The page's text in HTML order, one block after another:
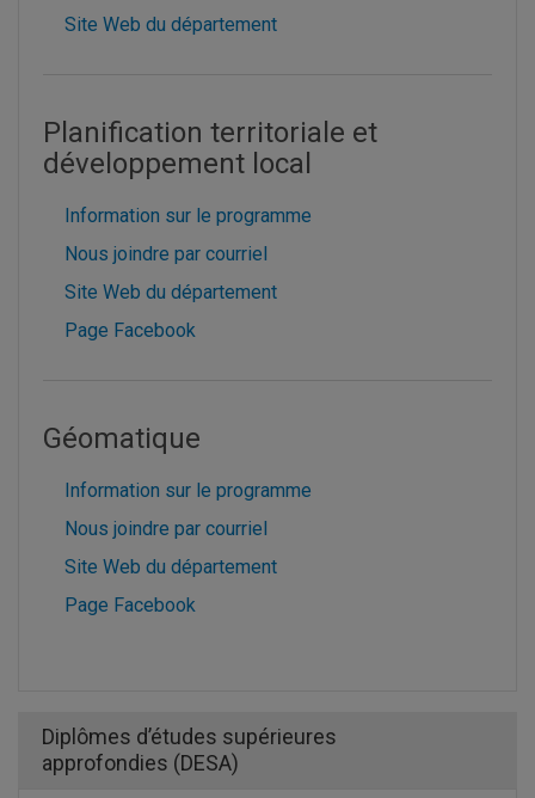
Site Web du département
Planification territoriale et
développement local
Information sur le programme
Nous joindre par courriel
Site Web du département
Page Facebook
Géomatique
Information sur le programme
Nous joindre par courriel
Site Web du département
Page Facebook
Diplômes d’études supérieures
approfondies (DESA)